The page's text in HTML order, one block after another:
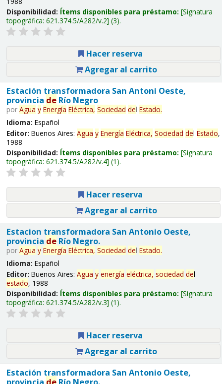
Disponibilidad: Ítems disponibles para préstamo: Signatura
topográfica: 621.374.5/A282/v.2 (3).
Hacer reserva
Agregar al carrito
Estación transformadora San Antoni Oeste,
provincia deRío Negro
por Agua y Energía Eléctrica, Sociedad del Estado.
Idioma: Español
Editor: Buenos Aires: Agua y Energía Eléctrica, Sociedad del Estado,
1988
Disponibilidad: Ítems disponibles para préstamo: Signatura
topográfica: 621.374.5/A282/v.4 (1).
Hacer reserva
Agregar al carrito
Estacion transformadora San Antonio Oeste,
provincia deRío Negro.
por Agua y Energía Eléctrica, Sociedad del Estado.
Idioma: Español
Editor: Buenos Aires: Agua y energía eléctrica, sociedad del
estado, 1988
Disponibilidad: Ítems disponibles para préstamo: Signatura
topográfica: 621.374.5/A282/v.3 (1).
Hacer reserva
Agregar al carrito
Estación transformadora San Antonio Oeste,